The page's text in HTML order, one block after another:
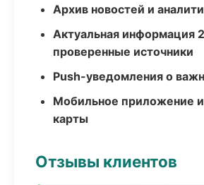
Архив новостей и
Актуальная информация
проверенные источники
Push-уведомления о
Мобильное приложение
карты
Отзывы клиентов